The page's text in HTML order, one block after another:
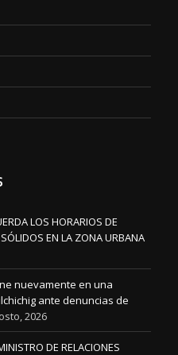
LOS HORARIOS DE
EN LA ZONA URBANA
nuevamente en una
ante denuncias de
2026
DE RELACIONES